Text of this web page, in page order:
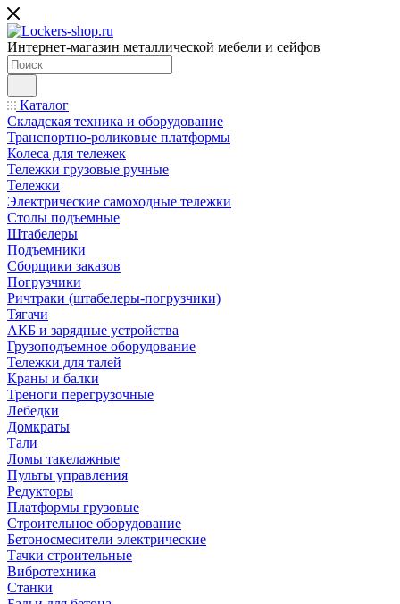
Интернет-магазин металлической мебели и сейфов
Каталог
Складская техника и оборудование
Транспортно-роликовые платформы
Колеса для тележек
Тележки грузовые ручные
Тележки
Электрические самоходные тележки
Столы подъемные
Штабелеры
Подъемники
Сборщики заказов
Погрузчики
Ричтраки (штабелеры-погрузчики)
Тягачи
АКБ и зарядные устройства
Грузоподъемное оборудование
Тележки для талей
Краны и балки
Треноги перегрузочные
Лебедки
Домкраты
Тали
Ломы такелажные
Пульты управления
Редукторы
Платформы грузовые
Строительное оборудование
Бетоносмесители электрические
Тачки строительные
Вибротехника
Станки